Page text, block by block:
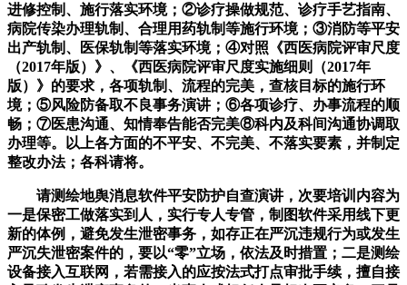
进修控制、施行落实环境；②诊疗操做规范、诊疗手艺指南、
病院传染办理轨制、合理用药轨制等施行环境；③消防等平安
出产轨制、医保轨制等落实环境；④对照《西医病院评审尺度
（2017年版）》、《西医病院评审尺度实施细则（2017年
版）》的要求，各项轨制、流程的完美，查核目标的施行环
境；⑤风险防备取不良事务演讲；⑥各项诊疗、办事流程的顺
畅；⑦医患沟通、知情奉告能否完美⑧科内及科间沟通协调取
办理等。以上各方面的不平安、不完美、不落实要素，并制定
整改办法；各科请将。
请测绘地舆消息软件平安防护自查演讲，次要培训内容为
一是保密工做落实到人，实行专人专管，制图软件采用线下更
新的体例，避免发生泄密事务，如存正在严沉违规行为或发生
严沉失泄密案件的，要以“零”立场，依法及时措置；二是测绘
设备接入互联网，若需接入的应按法式打点审批手续，擅自接